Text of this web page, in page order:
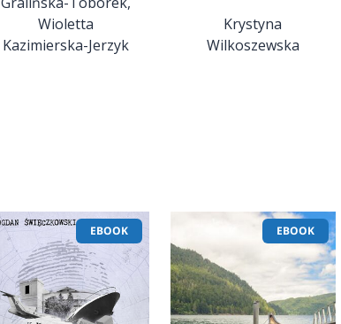
Wioletta
Kazimierska-Jerzyk
Krystyna
Wilkoszewska
EBOOK EBOOK